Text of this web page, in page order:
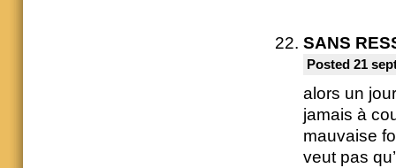
SANS
Posted 21
alors un
jamais à
mauvaise
veut pas